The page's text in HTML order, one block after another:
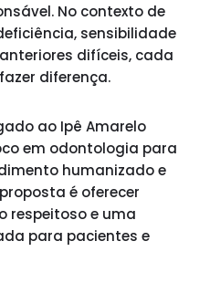
No contexto de
sensibilidade
difíceis, cada
diferença.
ao Ipê Amarelo
em odontologia para
humanizado e
é oferecer
respeitoso e uma
para pacientes e